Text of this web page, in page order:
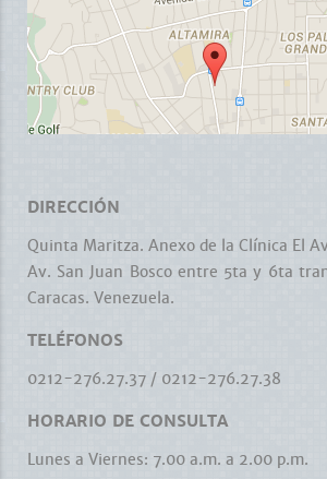
DIRECCIÓN
Quinta Maritza. Anexo de la Clínica El
Av. San Juan Bosco entre 5ta y 6ta
Caracas. Venezuela.
TELÉFONOS
0212-276.27.37 / 0212-276.27.38
HORARIO DE CONSULTA
Lunes a Viernes: 7.00 a.m. a 2.00 p.m.